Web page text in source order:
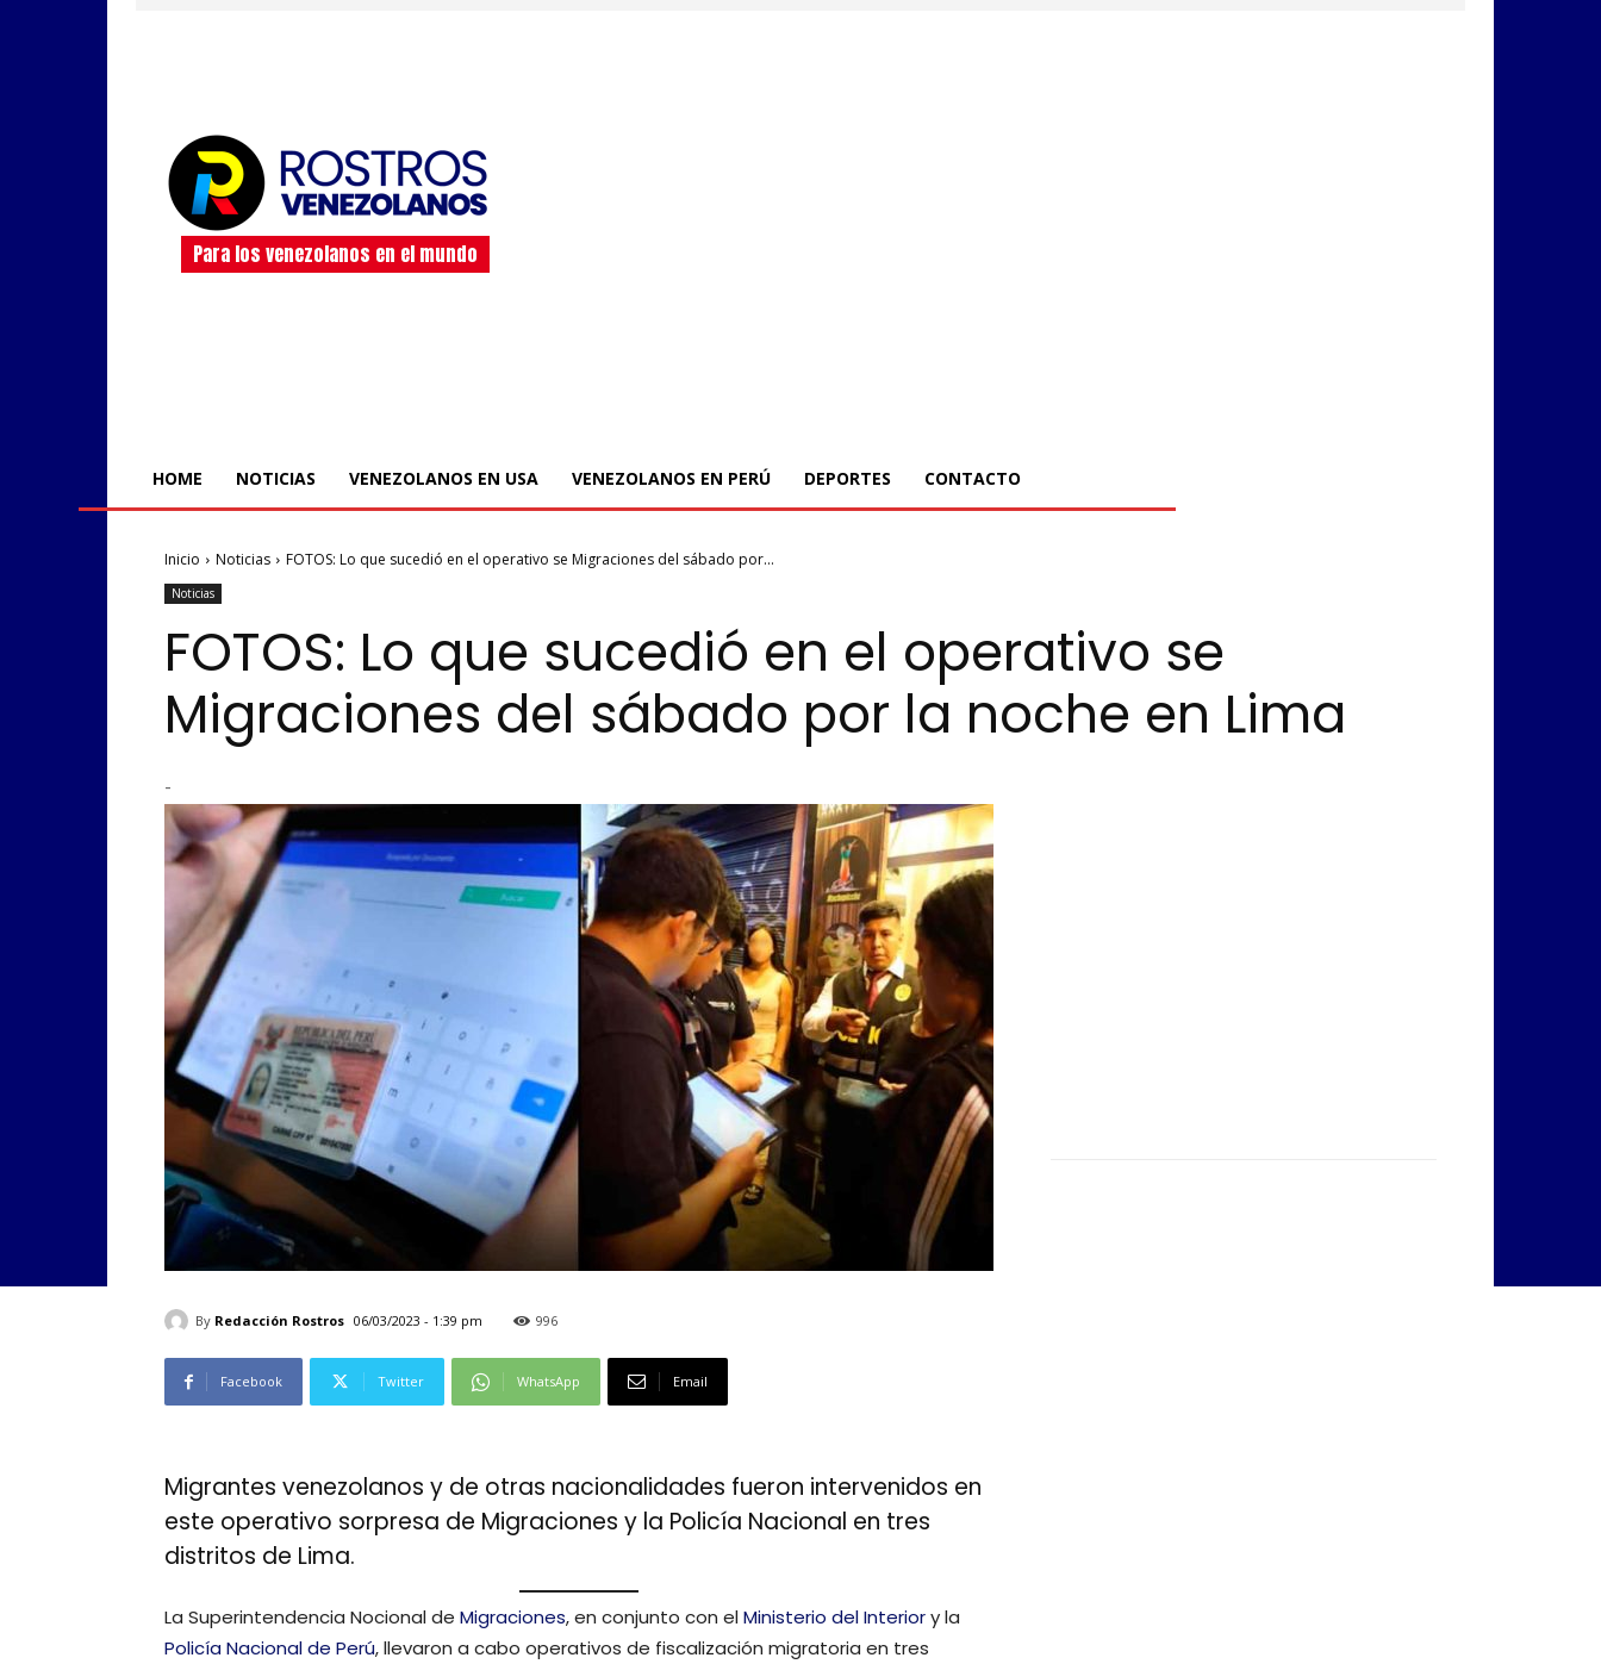
Para los venezolanos en el mundo
HOME NOTICIAS VENEZOLANOS EN USA VENEZOLANOS EN PERÚ DEPORTES CONTACTO
Inicio Noticias FOTOS: Lo que sucedió en el operativo se Migraciones del sábado por...
Noticias
FOTOS: Lo que sucedió en el operativo se
Migraciones del sábado por la noche en Lima
-
By Redacción Rostros 06/03/2023 - 1:39 pm 996
Facebook Twitter WhatsApp Email
Migrantes venezolanos y de otras nacionalidades fueron intervenidos en
este operativo sorpresa de Migraciones y la Policía Nacional en tres
distritos de Lima.
La Superintendencia Nocional de Migraciones, en conjunto con elMinisterio del Interiory la
Policía Nacional de Perú, llevaron a cabo operativos de fiscalización migratoria en tres